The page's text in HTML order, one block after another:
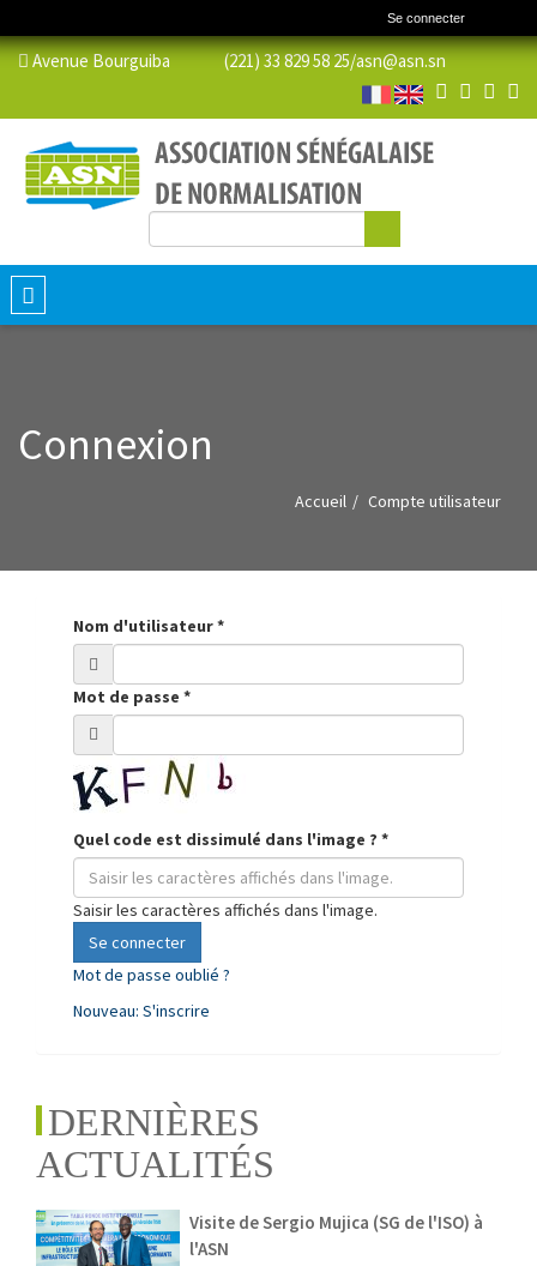
Se connecter
Avenue Bourguiba (221) 33 829 58 25/asn@asn.sn
Formulaire de recherche
Toggle
navigation
Connexion
Accueil Compte utilisateur
Nom d'utilisateur*
Mot de passe *
Quel code est dissimulé dans l'image ? *
Saisir les caractères affichés dans l'image.
Se connecter
Mot de passe oublié ?
Nouveau: S'inscrire
DERNIÈRES
ACTUALITÉS
Visite de Sergio Mujica (SG de l'ISO) à
l'ASN